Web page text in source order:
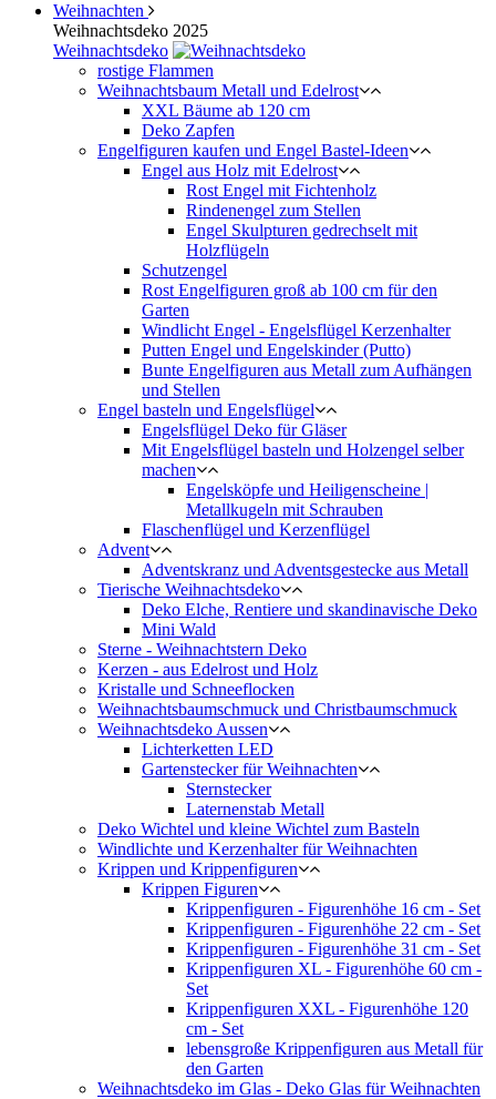
Weihnachten
Weihnachtsdeko 2025
Weihnachtsdeko
rostige Flammen
Weihnachtsbaum Metall und Edelrost
XXL Bäume ab 120 cm
Deko Zapfen
Engelfiguren kaufen und Engel Bastel-Ideen
Engel aus Holz mit Edelrost
Rost Engel mit Fichtenholz
Rindenengel zum Stellen
Engel Skulpturen gedrechselt mit
Holzflügeln
Schutzengel
Rost Engelfiguren groß ab 100 cm für den
Garten
Windlicht Engel - Engelsflügel Kerzenhalter
Putten Engel und Engelskinder (Putto)
Bunte Engelfiguren aus Metall zum Aufhängen
und Stellen
Engel basteln und Engelsflügel
Engelsflügel Deko für Gläser
Mit Engelsflügel basteln und Holzengel selber
machen
Engelsköpfe und Heiligenscheine |
Metallkugeln mit Schrauben
Flaschenflügel und Kerzenflügel
Advent
Adventskranz und Adventsgestecke aus Metall
Tierische Weihnachtsdeko
Deko Elche, Rentiere und skandinavische Deko
Mini Wald
Sterne - Weihnachtstern Deko
Kerzen - aus Edelrost und Holz
Kristalle und Schneeflocken
Weihnachtsbaumschmuck und Christbaumschmuck
Weihnachtsdeko Aussen
Lichterketten LED
Gartenstecker für Weihnachten
Sternstecker
Laternenstab Metall
Deko Wichtel und kleine Wichtel zum Basteln
Windlichte und Kerzenhalter für Weihnachten
Krippen und Krippenfiguren
Krippen Figuren
Krippenfiguren - Figurenhöhe 16 cm - Set
Krippenfiguren - Figurenhöhe 22 cm - Set
Krippenfiguren - Figurenhöhe 31 cm - Set
Krippenfiguren XL - Figurenhöhe 60 cm -
Set
Krippenfiguren XXL - Figurenhöhe 120
cm - Set
lebensgroße Krippenfiguren aus Metall für
den Garten
Weihnachtsdeko im Glas - Deko Glas für Weihnachten